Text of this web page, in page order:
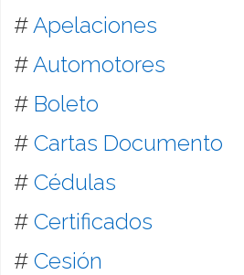
#Apelaciones
#Automotores
# Boleto
# Cartas Documento
# Cédulas
# Certificados
# Cesión